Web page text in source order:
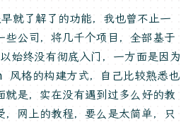
了解了的功能，我也曾不止一
公司，将几千个项目，全部基于
终没有彻底入门，一方面是因为
风格的构建方式，自己比较熟悉也
是，实在没有遇到过多么好的教
网上的教程，要么是太简单，只